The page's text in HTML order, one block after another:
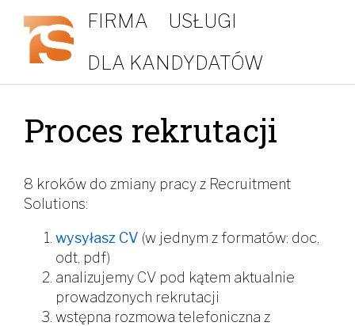
FIRMA
USŁUGI
DLA KANDYDATÓW
Proces rekrutacji
8 kroków do zmiany pracy z Recruitment
Solutions:
wysyłasz CV (w jednym z formatów: doc,
odt, pdf)
analizujemy CV pod kątem aktualnie
prowadzonych rekrutacji
wstępna rozmowa telefoniczna z